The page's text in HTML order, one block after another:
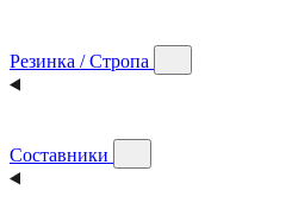
Резинка / Стропа
Составники